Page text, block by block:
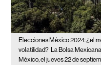
Elecciones México 2024: ¿el
volatilidad? La Bolsa
México, el jueves 22 de